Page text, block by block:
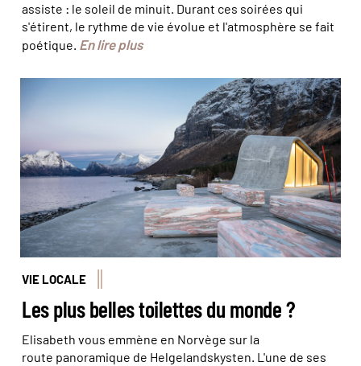
assiste : le soleil de minuit. Durant ces soirées qui
s'étirent, le rythme de vie évolue et l'atmosphère se fait
poétique. En lire plus
Ureddplassen © Steinar Skaar / Statens vegvesen
VIE LOCALE
Les plus belles toilettes du monde ?
Elisabeth vous emmène en Norvège sur la
route panoramique de Helgelandskysten. L'une de ses